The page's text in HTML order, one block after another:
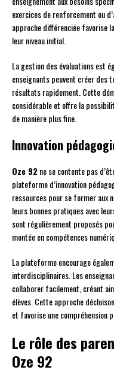
exercices de renforcement ou
approche différenciée favorise
leur niveau initial.
La gestion des évaluations est
enseignants peuvent créer des
résultats rapidement. Cette
considérable et offre la
de manière plus fine.
Innovation
Oze 92ne se contente pas
plateforme d’innovation
ressources pour se former aux
leurs bonnes pratiques avec
sont régulièrement proposés
montée en compétences
La plateforme encourage
interdisciplinaires. Les
collaborer facilement, créant
élèves. Cette approche
et favorise une compréhension
Le rôle des
Oze 92